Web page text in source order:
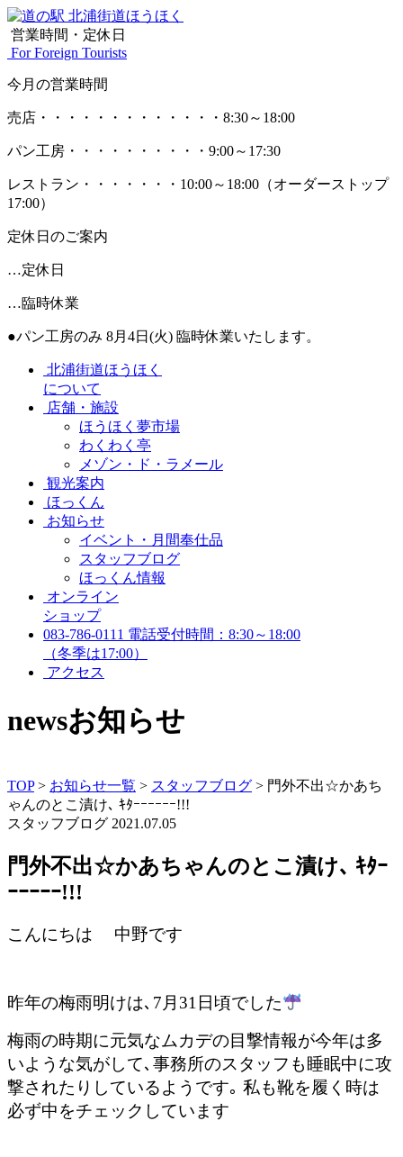
営業時間・定休日
For Foreign Tourists
今月の営業時間
売店 ・・・・・・・・・・・・・ 8:30～18:00
パン工房 ・・・・・・・・・・ 9:00～17:30
レストラン ・・・・・・・ 10:00～18:00 （オーダーストップ
17:00）
定休日のご案内
…定休日
…臨時休業
●パン工房のみ 8月4日(火) 臨時休業いたします。
北浦街道ほうほく
について
店舗・施設
ほうほく夢市場
わくわく亭
メゾン・ド・ラメール
観光案内
ほっくん
お知らせ
イベント・月間奉仕品
スタッフブログ
ほっくん情報
オンライン
ショップ
083-786-0111 電話受付時間：8:30～18:00
（冬季は17:00）
アクセス
newsお知らせ
TOP> お知らせ一覧 > スタッフブログ > 門外不出☆かあち
ゃんのとこ漬け､ ｷﾀｰｰｰｰｰｰ!!!
スタッフブログ 2021.07.05
門外不出☆かあちゃんのとこ漬け､ ｷﾀｰ
ｰｰｰｰｰ!!!
こんにちは 中野です
昨年の梅雨明けは､7月31日頃でした
梅雨の時期に元気なムカデの目撃情報が今年は多
いような気がして､事務所のスタッフも睡眠中に攻
撃されたりしているようです｡ 私も靴を履く時は
必ず中をチェックしています